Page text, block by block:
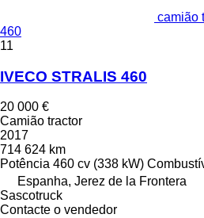
camião
460
11
IVECO STRALIS 460
20 000 €
Camião tractor
2017
714 624 km
Potência 460 cv (338 kW)
Espanha, Jerez de la Frontera
Sascotruck
Contacte o vendedor